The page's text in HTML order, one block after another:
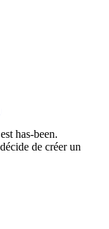
has-been.
de créer un